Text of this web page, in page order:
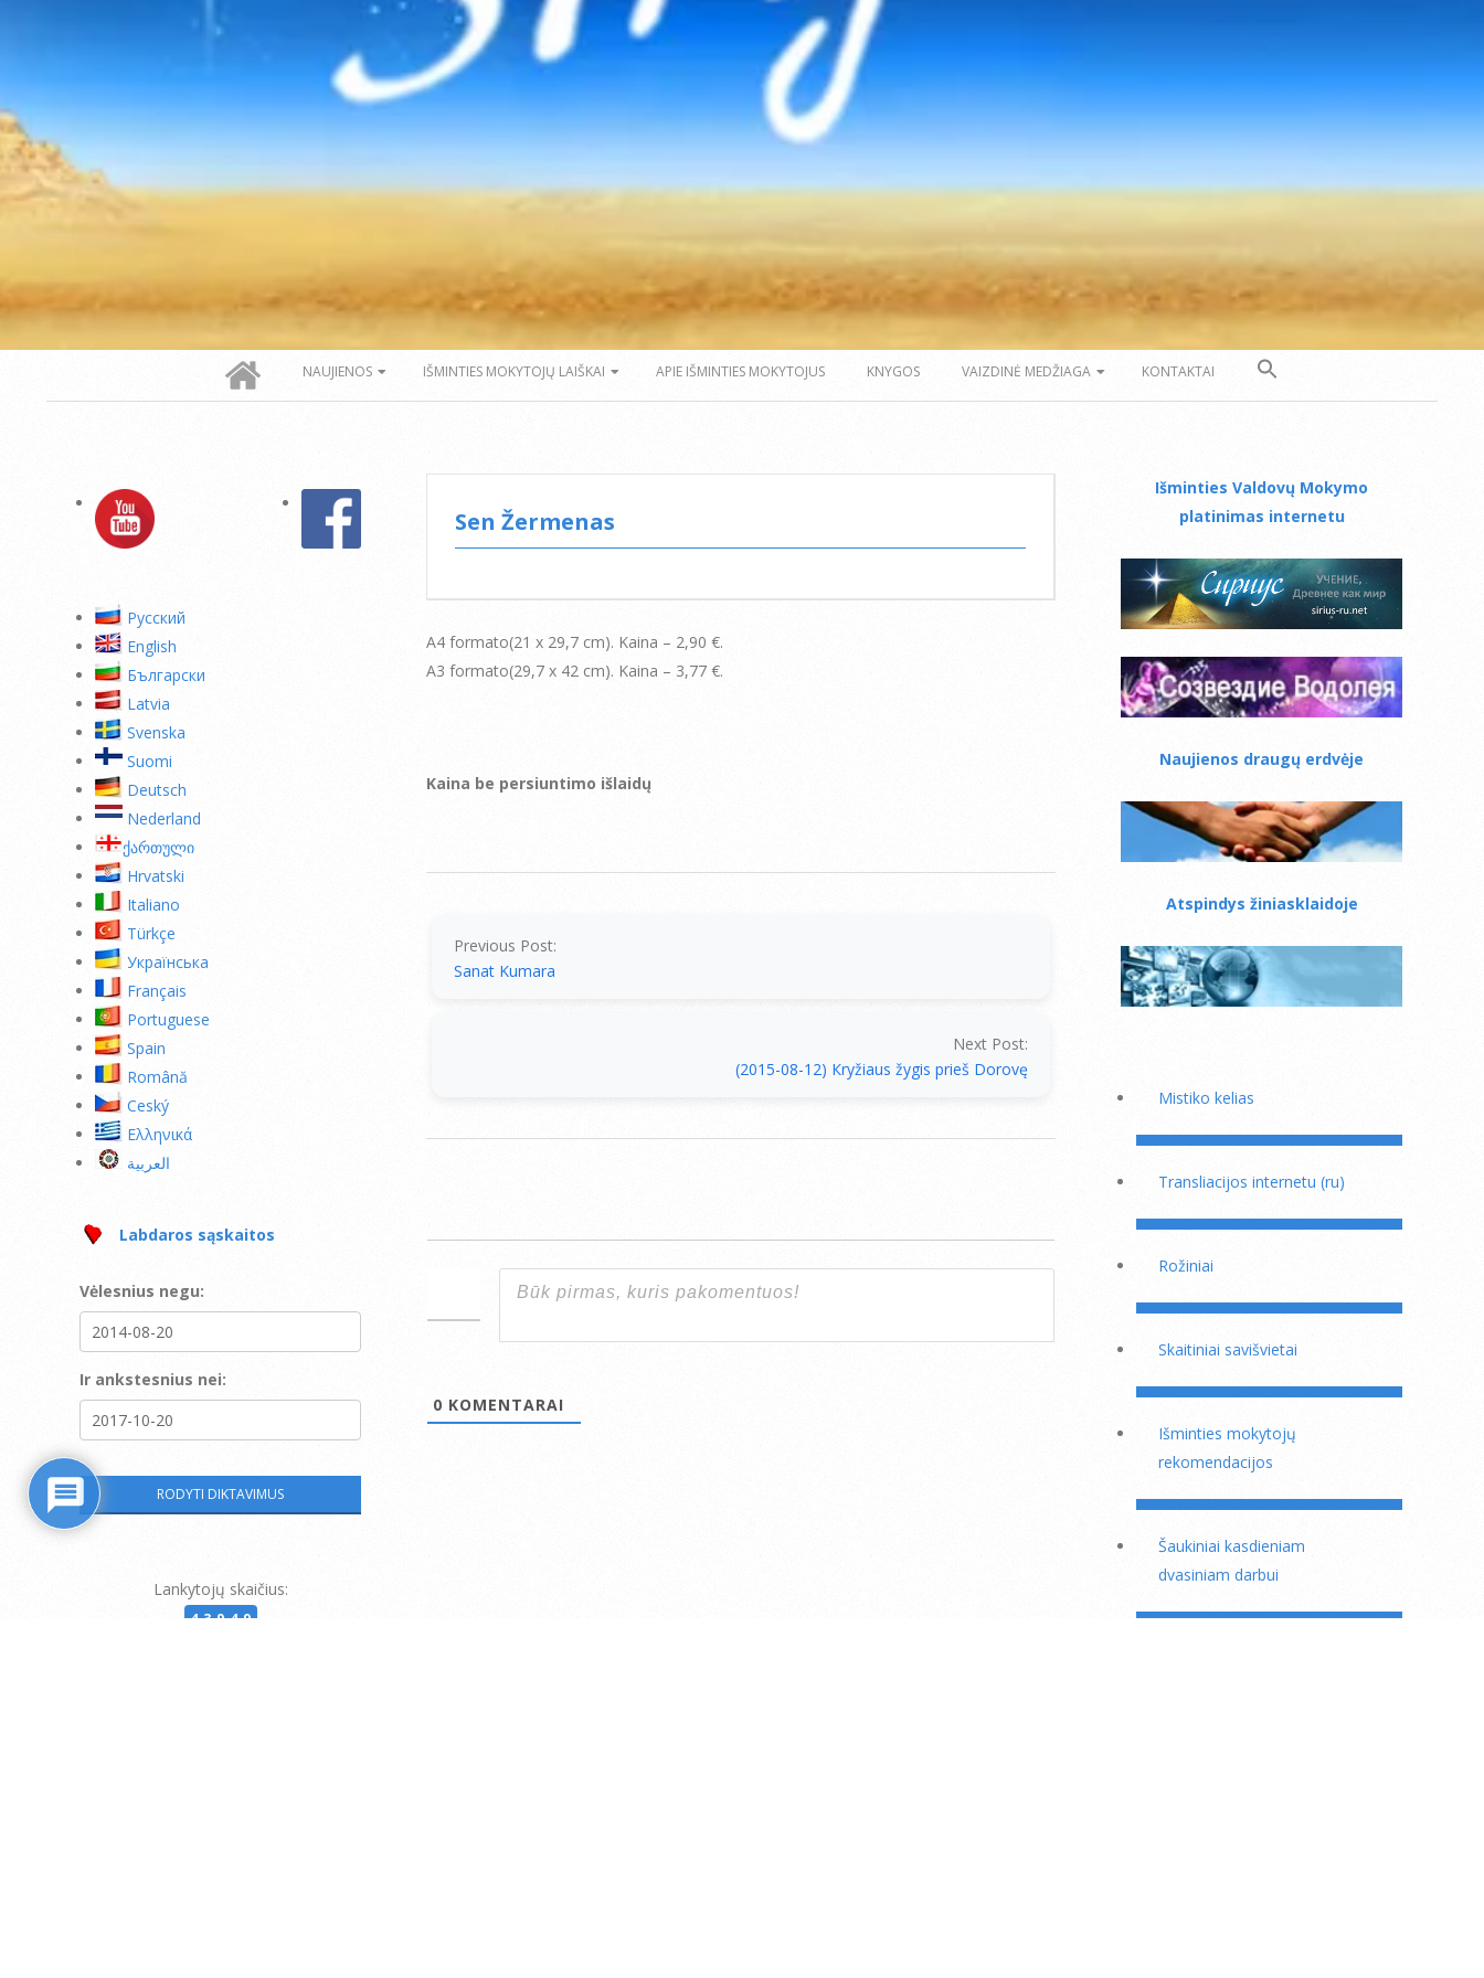
NAUJIENOS IŠMINTIES MOKYTOJŲ LAIŠKAI APIE IŠMINTIES MOKYTOJUS KNYGOS VAIZDINĖ MEDŽIAGA KONTAKTAI
Sen Žermenas
А4 formato(21 х 29,7 cm). Kaina – 2,90 €.
А3 formato(29,7 х 42 cm). Kaina – 3,77 €.
Kaina be persiuntimo išlaidų
Previous Post:
Sanat Kumara
Next Post:
(2015-08-12) Кryžiaus žygis prieš Dorovę
0 KOMENTARAI
Pусский
English
Български
Latvia
Svenska
Suomi
Deutsch
Nederland
ქართული
Hrvatski
Italiano
Türkçe
Українська
Français
Portuguese
Spain
Română
Ceský
Ελληνικά
العربية
Labdaros sąskaitos
Vėlesnius negu:
Ir ankstesnius nei:
Lankytojų skaičius:
43949
Išminties Valdovų Mokymo
platinimas internetu
Naujienos draugų erdvėje
Atspindys žiniasklaidoje
Mistiko kelias
Transliacijos internetu (ru)
Rožiniai
Skaitiniai savišvietai
Išminties mokytojų
rekomendacijos
Šaukiniai kasdieniam
dvasiniam darbui